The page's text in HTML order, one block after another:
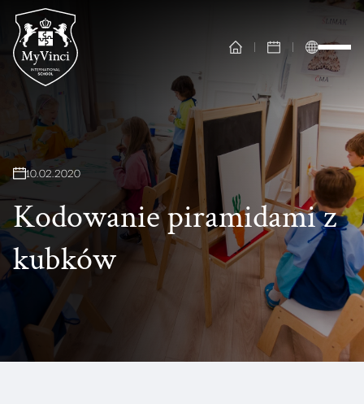
10.02.2020
Kodowanie piramidami z
kubków